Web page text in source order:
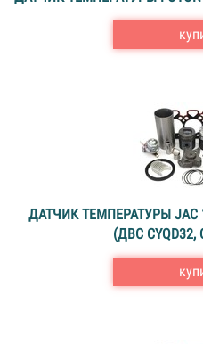
ДАТЧИК ТЕМПЕРАТУРЫ JAC
(ДВС CYQD32,